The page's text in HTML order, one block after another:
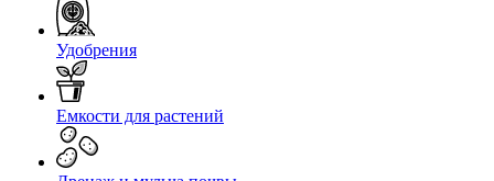
Удобрения
Емкости для растений